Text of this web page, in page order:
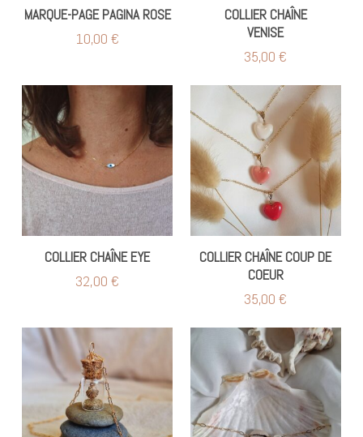
MARQUE-PAGE PAGINA ROSE
10,00 €
COLLIER CHAÎNE
VENISE
35,00€
COLLIER CHAÎNE EYE
32,00€
COLLIER CHAÎNE COUP DE
COEUR
35,00€